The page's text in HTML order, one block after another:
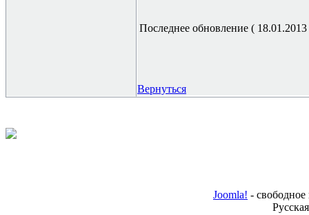
Последнее обновление ( 18.01.2013
Вернуться
Joomla! -